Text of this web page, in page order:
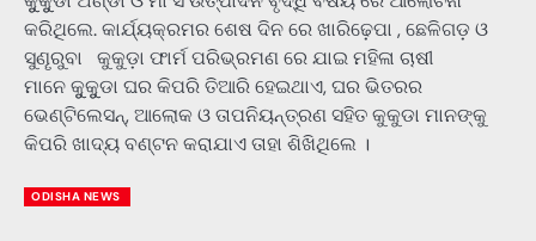
କରିଥିଲେ. କାର୍ଯ୍ୟକ୍ରମର ଶେଷ ଦିନ ରେ ଖାରିଢ଼େପା , ଛେଳିଗଡ଼ ଓ
ସୁଣୄରୁବା କୁକୁଡ଼ା ଫାର୍ମ ପରିଭ୍ରମଣ ରେ ଯାଇ ମହିଳା ଚାଷୀ
ମାନେ କୁୁକୁୁଡା ଘର କିପରି ତିଆରି ହେଇଥାଏ, ଘର ଭିତରର
ଭେଣ୍ଟିଲେସନ୍, ଆଲୋକ ଓ ତାପନିୟନ୍ତ୍ରଣ ସହିତ କୁକୁଡା ମାନଙ୍କୁ
କିପରି ଖାଦ୍ୟ ବଣ୍ଟନ କରାଯାଏ ତାହା ଶିଖିଥିଲେ ।
ODISHA NEWS